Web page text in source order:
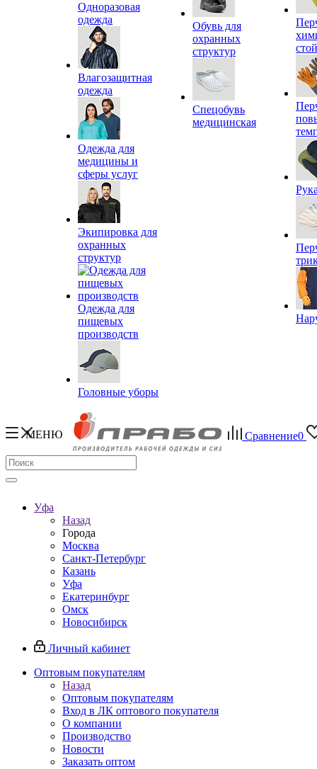
Одноразовая
одежда
Влагозащитная
одежда
Одежда для
медицины и
сферы услуг
Экипировка для
охранных
структур
Одежда для
пищевых
производств
Головные уборы
Обувь для
охранных
структур
Спецобувь
медицинская
МЕНЮ Сравнение0
Уфа
Назад
Города
Москва
Санкт-Петербург
Казань
Уфа
Екатеринбург
Омск
Новосибирск
Личный кабинет
Оптовым покупателям
Назад
Оптовым покупателям
Вход в ЛК оптового покупателя
О компании
Производство
Новости
Заказать оптом